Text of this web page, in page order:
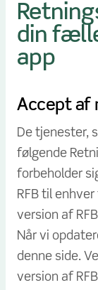
din
app
Accept af
De tjenester,
følgende
forbeholder
RFB til
version af
Når vi
denne side.
version af